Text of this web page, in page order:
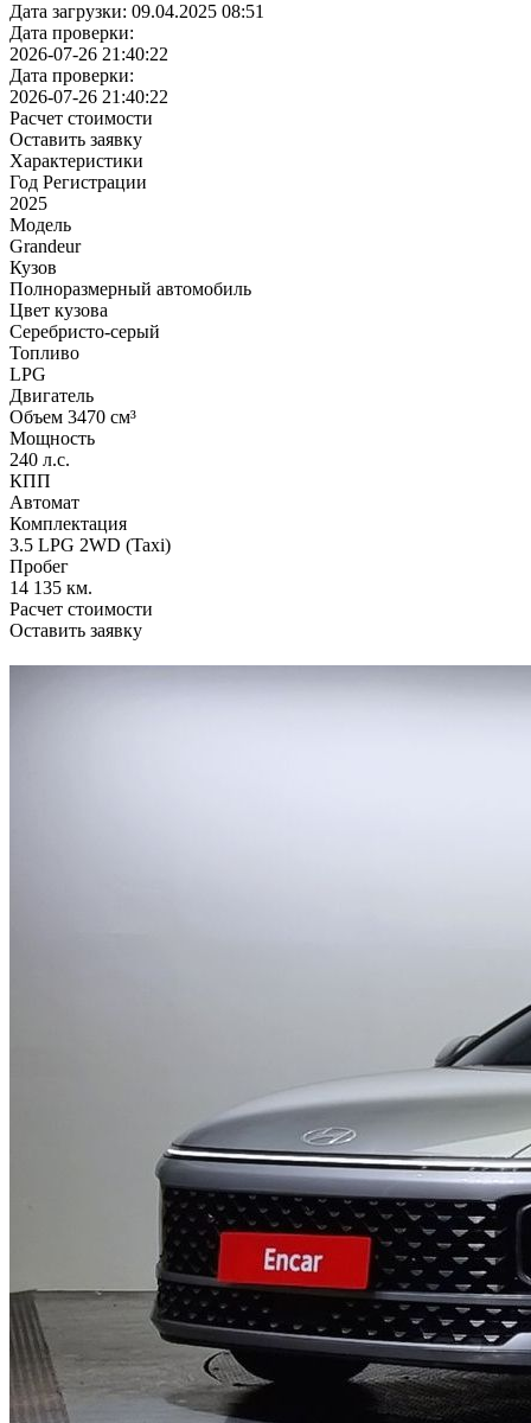
Дата загрузки: 09.04.2025 08:51
Дата проверки:
2026-07-26 21:40:22
Дата проверки:
2026-07-26 21:40:22
Расчет стоимости
Оставить заявку
Характеристики
Год Регистрации
2025
Модель
Grandeur
Кузов
Полноразмерный автомобиль
Цвет кузова
Серебристо-серый
Топливо
LPG
Двигатель
Объем 3470 см³
Мощность
240 л.с.
КПП
Автомат
Комплектация
3.5 LPG 2WD (Taxi)
Пробег
14 135 км.
Расчет стоимости
Оставить заявку